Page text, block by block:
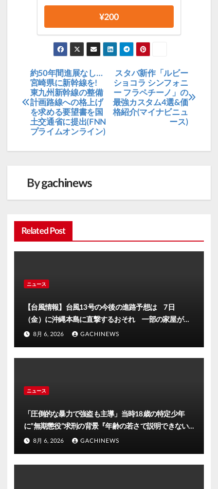
¥200
投
稿
ナ
ビ
ゲ
ー
ョ
スタバ新作「ルビー
ショコラ シンフォニ
ー フラペチーノ」の
最強カスタム4選&価
格紹介(マイナビニュ
ース)
約50年間進展なし…
宮崎県に新幹線を!
東九州新幹線の整備
計画路線への格上げ
を求める要望書を国
土交通省に提出(FNN
プライムオンライン)
Bygachinews
Related Post
ニュース
【台風情報】台風13号の今後の進路予想は 7日
（金）に沖縄本島に直撃するおそれ 一部の家屋が倒
壊するおそれがある猛烈な風が吹く見込み(FNNプライ
8月 6, 2026 GACHINEWS
ニュース
「圧倒的な暴力で強盗も主導」当時18歳の特定少年
に”無期懲役”求刑の背景『年齢の若さで説明できない
ほど悪質だと検察が判断』＜元裁判官が解説＞全国的
8月 6, 2026 GACHINEWS